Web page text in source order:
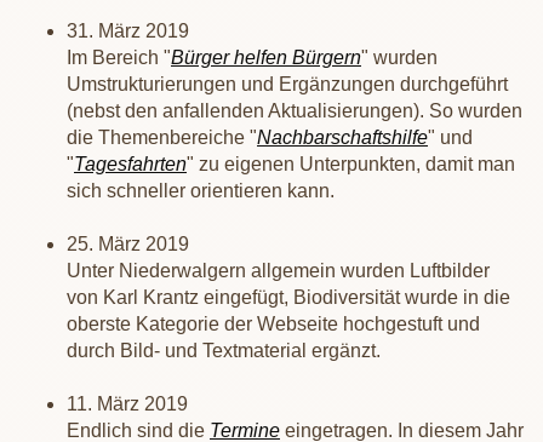
31. März 2019
Im Bereich "Bürger helfen Bürgern" wurden
Umstrukturierungen und Ergänzungen durchgeführt
(nebst den anfallenden Aktualisierungen). So wurden
die Themenbereiche "Nachbarschaftshilfe" und
"Tagesfahrten" zu eigenen Unterpunkten, damit man
sich schneller orientieren kann.
25. März 2019
Unter Niederwalgern allgemein wurden Luftbilder
von Karl Krantz eingefügt, Biodiversität wurde in die
oberste Kategorie der Webseite hochgestuft und
durch Bild- und Textmaterial ergänzt.
11. März 2019
Endlich sind die Termine eingetragen. In diesem Jahr